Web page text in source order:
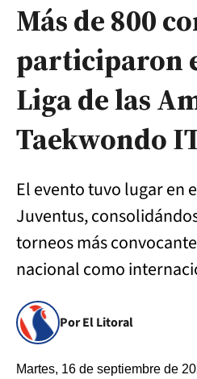
Más de 800
participaron
Liga de las
Taekwondo
El evento tuvo lugar en
Juventus,
torneos más
nacional como
Por El Litoral
Martes, 16 de septiembre de